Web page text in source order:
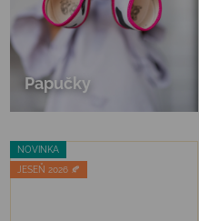
Papučky
NOVINKA
JESEŇ 2026 🍂